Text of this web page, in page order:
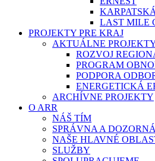
LAST MILE
PROJEKTY PRE KRAJ
AKTUÁLNE
ROZVOJ
PROGRAM
PODPORA
ENERGETICKÁ
ARCHÍVNE PROJEKTY
O ARR
NÁŠ TÍM
SPRÁVNA A
NAŠE HLAVNÉ
SLUŽBY